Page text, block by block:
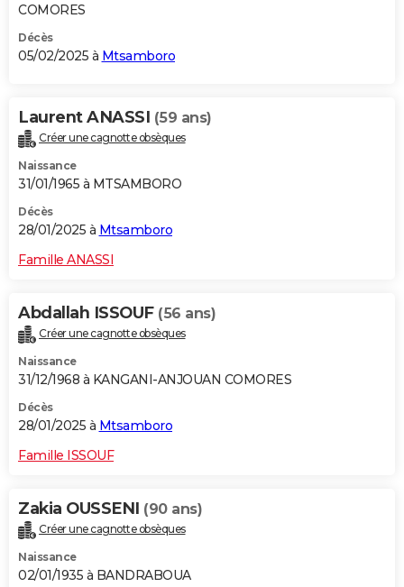
COMORES
Décès
05/02/2025 à Mtsamboro
Laurent ANASSI (59 ans)
Créer une cagnotte obsèques
Naissance
31/01/1965 à MTSAMBORO
Décès
28/01/2025 à Mtsamboro
Famille ANASSI
Abdallah ISSOUF (56 ans)
Créer une cagnotte obsèques
Naissance
31/12/1968 à KANGANI-ANJOUAN COMORES
Décès
28/01/2025 à Mtsamboro
Famille ISSOUF
Zakia OUSSENI (90 ans)
Créer une cagnotte obsèques
Naissance
02/01/1935 à BANDRABOUA